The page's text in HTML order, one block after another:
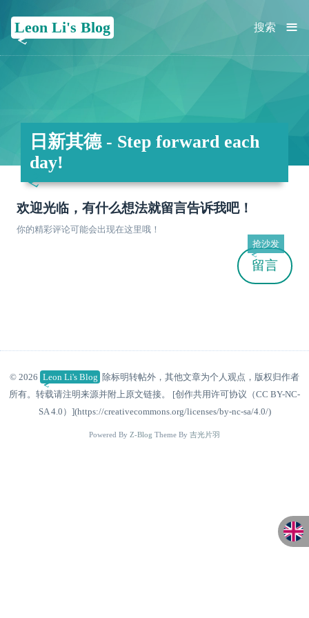
Leon Li's Blog ≡
搜索
日新其德 - Step forward each
day!
欢迎光临，有什么想法就留言告诉我吧！
你的精彩评论可能会出现在这里哦！
留言
抢沙发
© 2026 Leon Li's Blog 除标明转帖外，其他文章为个人观点，版权归作者
所有。转载请注明来源并附上原文链接。 [创作共用许可协议（CC BY-NC-
SA 4.0）](https://creativecommons.org/licenses/by-nc-sa/4.0/)
Powered By Z-Blog Theme By 吉光片羽